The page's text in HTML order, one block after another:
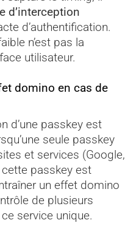
d’interception
d’authentification.
n’est pas la
utilisateur.
domino en cas de
d’une passkey est
seule passkey
et services (Google,
passkey est
un effet domino
de plusieurs
service unique.